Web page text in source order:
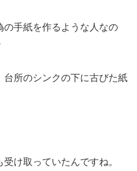
手紙を作るような人なの
所のシンクの下に古びた紙
け取っていたんですね。